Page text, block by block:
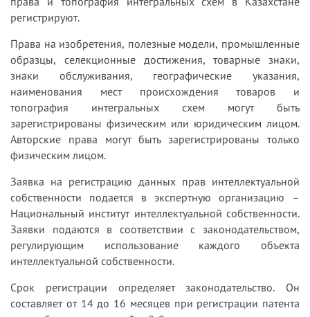
регистрируют.
Права на изобретения, полезные модели, промышленные
образцы, селекционные достижения, товарные знаки,
знаки обслуживания, географические указания,
наименования мест происхождения товаров и
топография интегральных схем могут быть
зарегистрированы физическим или юридическим лицом.
Авторские права могут быть зарегистрированы только
физическим лицом.
Заявка на регистрацию данных прав интеллектуальной
собственности подается в экспертную организацию –
Национальный институт интеллектуальной собственности.
Заявки подаются в соответствии с законодательством,
регулирующим использование каждого объекта
интеллектуальной собственности.
Срок регистрации определяет законодательство. Он
составляет от 14 до 16 месяцев при регистрации патента